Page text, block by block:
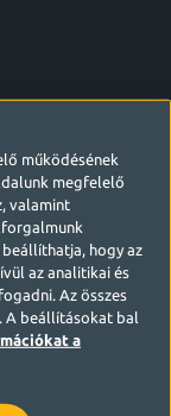
működésének
megfelelő
valamint
beállíthatja, hogy az
az analitikai és
Az összes
beállításokat bal
a